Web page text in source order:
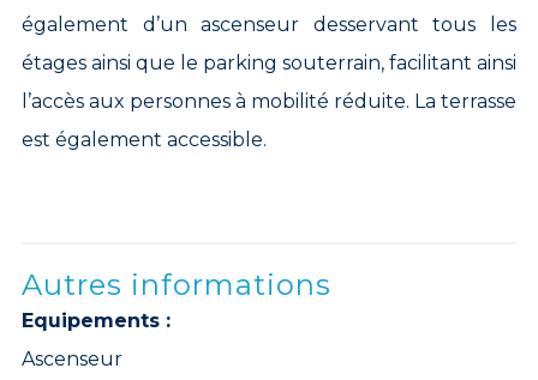
également d’un ascenseur desservant tous les
étages ainsi que le parking souterrain, facilitant ainsi
l’accès aux personnes à mobilité réduite. La terrasse
est également accessible.
Autres informations
Equipements :
Ascenseur